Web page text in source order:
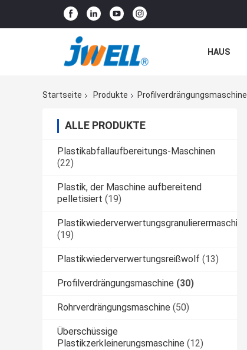
HAUS
Startseite
Produkte Profilverdrängungsmaschine
ALLE PRODUKTE
Plastikabfallaufbereitungs-Maschinen
(22)
Plastik, der Maschine aufbereitend
pelletisiert (19)
Plastikwiederverwertungsgranulierermaschine
(19)
Plastikwiederverwertungsreißwolf (13)
Profilverdrängungsmaschine (30)
Rohrverdrängungsmaschine (50)
Überschüssige
Plastikzerkleinerungsmaschine (12)